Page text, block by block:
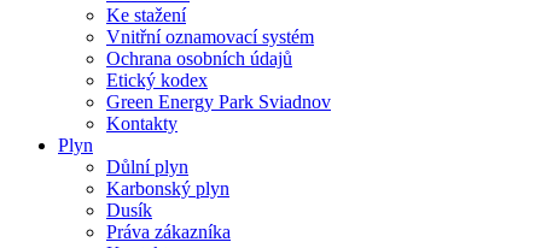
Ke stažení
Vnitřní oznamovací systém
Ochrana osobních údajů
Etický kodex
Green Energy Park Sviadnov
Kontakty
Plyn
Důlní plyn
Karbonský plyn
Dusík
Práva zákazníka